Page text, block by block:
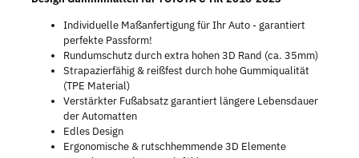
Individuelle Maßanfertigung für Ihr Auto - garantiert
perfekte Passform!
Rundumschutz durch extra hohen 3D Rand (ca. 35mm)
Strapazierfähig & reißfest durch hohe Gummiqualität
(TPE Material)
Verstärkter Fußabsatz garantiert längere Lebensdauer
der Automatten
Edles Design
Ergonomische & rutschhemmende 3D Elemente